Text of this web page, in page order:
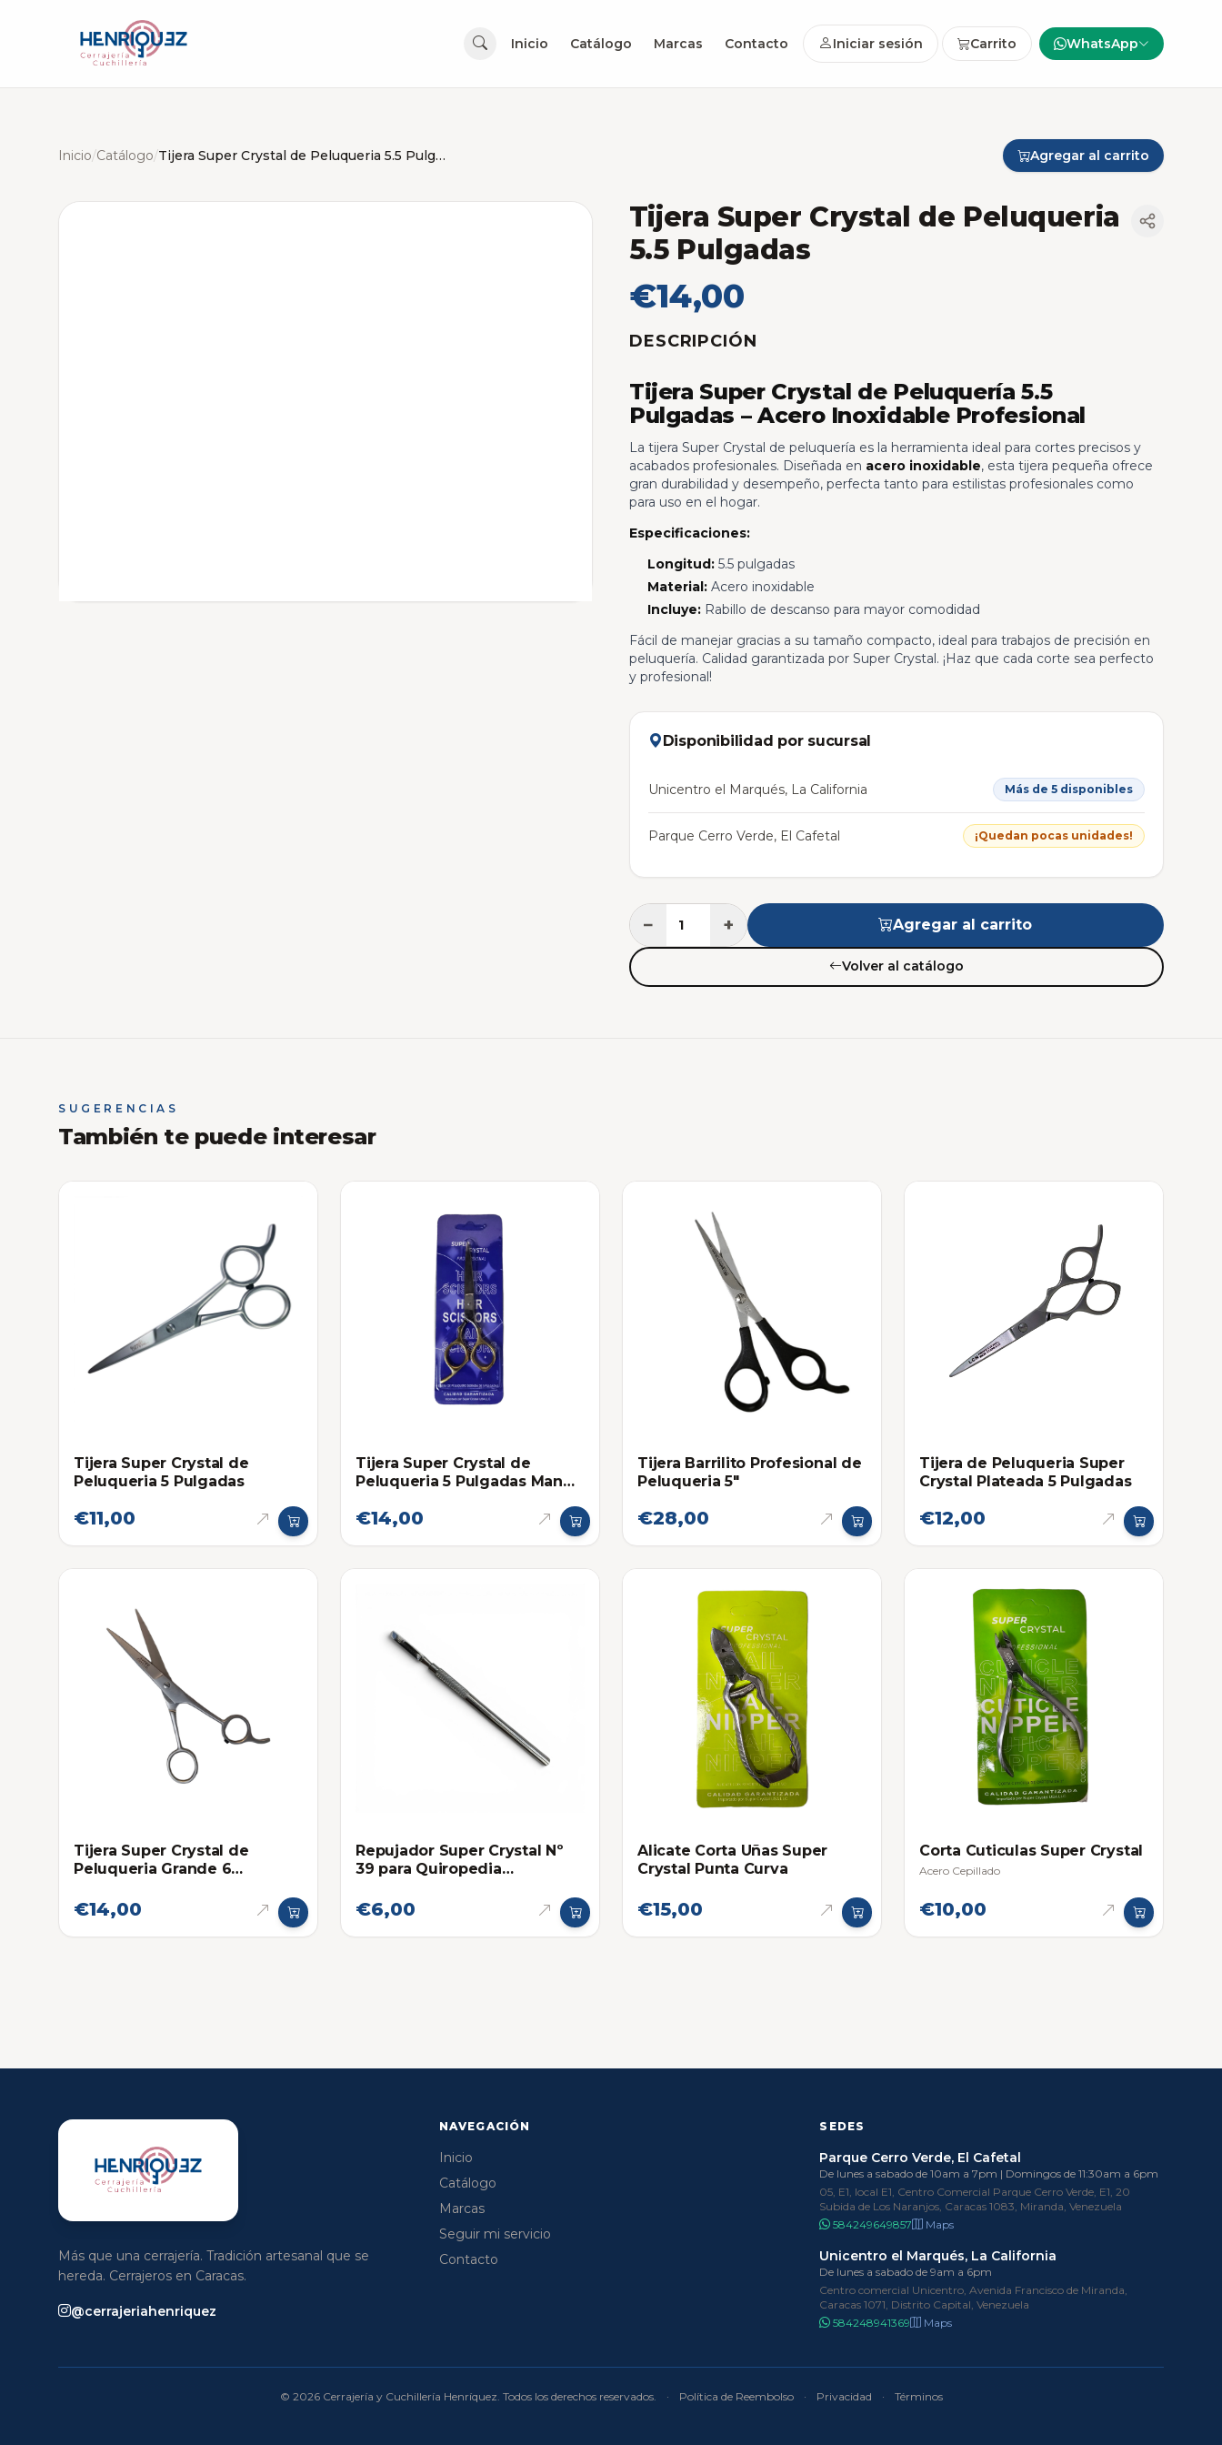
Inicio Catálogo Marcas Contacto Iniciar sesión Carrito WhatsApp
Inicio/Catálogo/ Tijera Super Crystal de Peluqueria 5.5 Pulgadas Agregar al carrito
Tijera Super Crystal de Peluqueria
5.5 Pulgadas
€14,00
DESCRIPCIÓN
Tijera Super Crystal de Peluquería 5.5
Pulgadas – Acero Inoxidable Profesional
La tijera Super Crystal de peluquería es la herramienta ideal para cortes precisos y
acabados profesionales. Diseñada en acero inoxidable, esta tijera pequeña ofrece
gran durabilidad y desempeño, perfecta tanto para estilistas profesionales como
para uso en el hogar.
Especificaciones:
Longitud:5.5 pulgadas
Material:Acero inoxidable
Incluye:Rabillo de descanso para mayor comodidad
Fácil de manejar gracias a su tamaño compacto, ideal para trabajos de precisión en
peluquería. Calidad garantizada por Super Crystal. ¡Haz que cada corte sea perfecto
y profesional!
Disponibilidad por sucursal
Unicentro el Marqués, La California Más de 5 disponibles
Parque Cerro Verde, El Cafetal ¡Quedan pocas unidades!
− + Agregar al carrito
Volver al catálogo
SUGERENCIAS
También te puede interesar
Tijera Super Crystal de
Peluqueria 5 Pulgadas
€11,00
Tijera Super Crystal de
Peluqueria 5 Pulgadas Mango
€14,00
Tijera Barrilito Profesional de
Peluqueria 5"
€28,00
Tijera de Peluqueria Super
Crystal Plateada 5 Pulgadas
€12,00
Tijera Super Crystal de
Peluqueria Grande 6
€14,00
Repujador Super Crystal Nº
39 para Quiropedia
€6,00
Alicate Corta Uñas Super
Crystal Punta Curva
€15,00
Corta Cuticulas Super Crystal
Acero Cepillado
€10,00
Más que una cerrajería. Tradición artesanal que se
hereda. Cerrajeros en Caracas.
@cerrajeriahenriquez
NAVEGACIÓN
Inicio
Catálogo
Marcas
Seguir mi servicio
Contacto
SEDES
Parque Cerro Verde, El Cafetal
De lunes a sabado de 10am a 7pm | Domingos de 11:30am a 6pm
05, E1, local E1, Centro Comercial Parque Cerro Verde, E1, 20
Subida de Los Naranjos, Caracas 1083, Miranda, Venezuela
584249649857
Maps
Unicentro el Marqués, La California
De lunes a sabado de 9am a 6pm
Centro comercial Unicentro, Avenida Francisco de Miranda,
Caracas 1071, Distrito Capital, Venezuela
584248941369
Maps
© 2026 Cerrajería y Cuchillería Henríquez. Todos los derechos reservados. · Política de Reembolso · Privacidad · Términos